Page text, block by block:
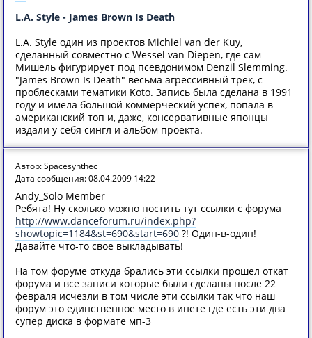
L.A. Style - James Brown Is Death
L.A. Style один из проектов Michiel van der Kuy,
сделанный совместно с Wessel van Diepen, где сам
Мишель фигурирует под псевдонимом Denzil Slemming.
"James Brown Is Death" весьма агрессивный трек, с
проблесками тематики Koto. Запись была сделана в 1991
году и имела большой коммерческий успех, попала в
американский топ и, даже, консервативные японцы
издали у себя сингл и альбом проекта.
Автор: Spacesynthec
Дата сообщения: 08.04.2009 14:22
Andy_Solo Member
Ребята! Ну сколько можно постить тут ссылки с форума
http://www.danceforum.ru/index.php?
showtopic=1184&st=690&start=690 ?! Один-в-один!
Давайте что-то свое выкладывать!
На том форуме откуда брались эти ссылки прошёл откат
форума и все записи которые были сделаны после 22
февраля исчезли в том числе эти ссылки так что наш
форум это единственное место в инете где есть эти два
супер диска в формате мп-3